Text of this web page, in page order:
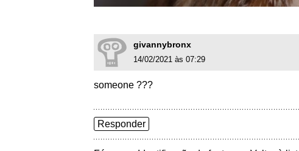
givannybronx
14/02/2021 às 07:29
someone ???
Responder